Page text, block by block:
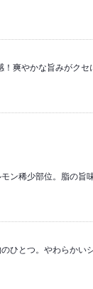
爽やかな旨みがクセ
ン稀少部位。脂の旨
ひとつ。やわらかい